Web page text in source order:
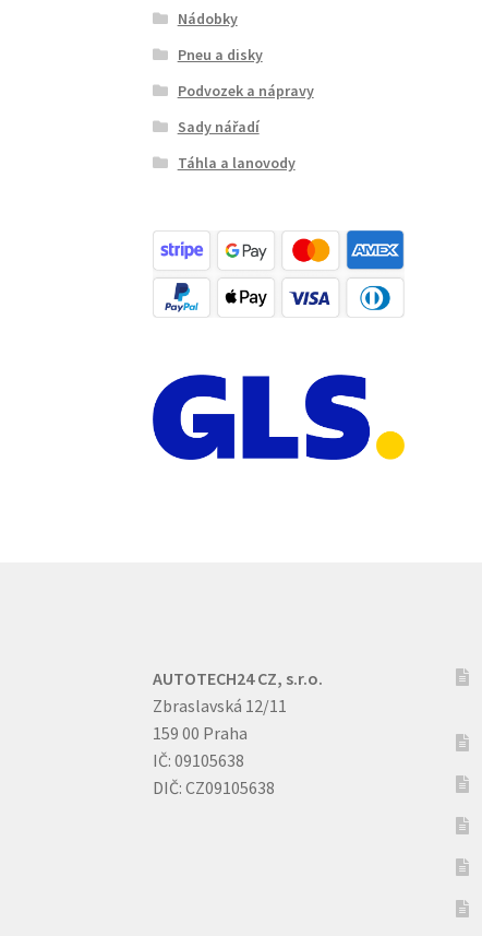
Nádobky
Pneu a disky
Podvozek a nápravy
Sady nářadí
Táhla a lanovody
AUTOTECH24 CZ, s.r.o.
Zbraslavská 12/11
159 00 Praha
IČ: 09105638
DIČ: CZ09105638